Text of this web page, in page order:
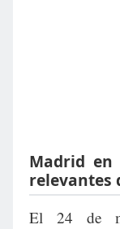
Madrid
relevantes
El 24 de